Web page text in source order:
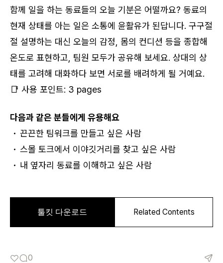
함께 일을 하는 동료들의 오늘 기분은 어떨까요? 동료의
현재 상태를 아는 일은 소통에 윤활유가 된답니다. 구구절
절 설명하는 대신 오늘의 감정, 몸의 컨디션 등을 종합해
온도로 표현하고, 팀원 모두가 공유해 보세요. 상대의 상
태를 고려해 대화하다 보면 서로를 배려하게 될 거예요.
📑 사용 포인트: 3 pages
다음과 같은 분들에게 유용해요
끈끈한 팀워크를 만들고 싶은 사람
스몰 토크에서 이야깃거리를 찾고 싶은 사람
내 옆자리 동료를 이해하고 싶은 사람
0
로그인
카카오로 시작하기